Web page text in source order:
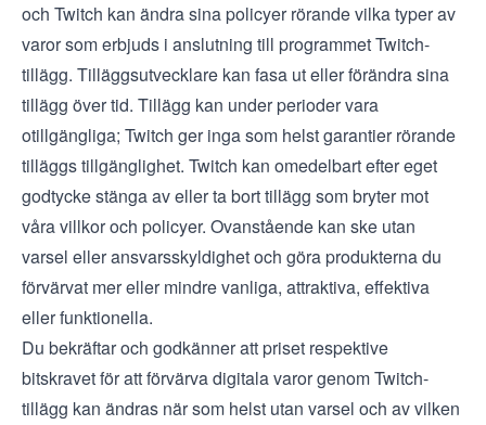
och Twitch kan ändra sina policyer rörande vilka typer av
varor som erbjuds i anslutning till programmet Twitch-
tillägg. Tilläggsutvecklare kan fasa ut eller förändra sina
tillägg över tid. Tillägg kan under perioder vara
otillgängliga; Twitch ger inga som helst garantier rörande
tilläggs tillgänglighet. Twitch kan omedelbart efter eget
godtycke stänga av eller ta bort tillägg som bryter mot
våra villkor och policyer. Ovanstående kan ske utan
varsel eller ansvarsskyldighet och göra produkterna du
förvärvat mer eller mindre vanliga, attraktiva, effektiva
eller funktionella.
Du bekräftar och godkänner att priset respektive
bitskravet för att förvärva digitala varor genom Twitch-
tillägg kan ändras när som helst utan varsel och av vilken